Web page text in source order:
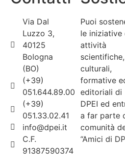
Via Dal
Luzzo 3,
40125
Bologna
(BO)
(+39)
051.644.89.00
(+39)
051.33.02.41
info@dpei.it
C.F.
91387590374
Puoi
le iniziative
attività
scientifiche,
culturali,
formative
editoriali di
DPEI ed
a far parte
comunità
“Amici di